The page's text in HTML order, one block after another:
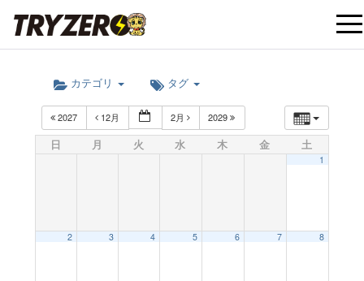
t
カテゴリ タグ
2027 12月 2月 2029
日 月 火 水 木 金 土
1
2 3 4 5 6 7 8